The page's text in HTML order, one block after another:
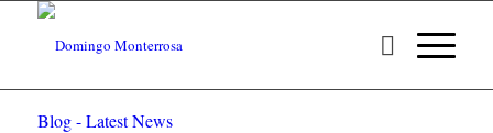
Blog - Latest News